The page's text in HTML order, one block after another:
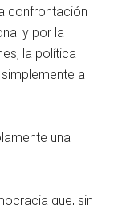
confrontación
y por la
la política
a
una
que, sin